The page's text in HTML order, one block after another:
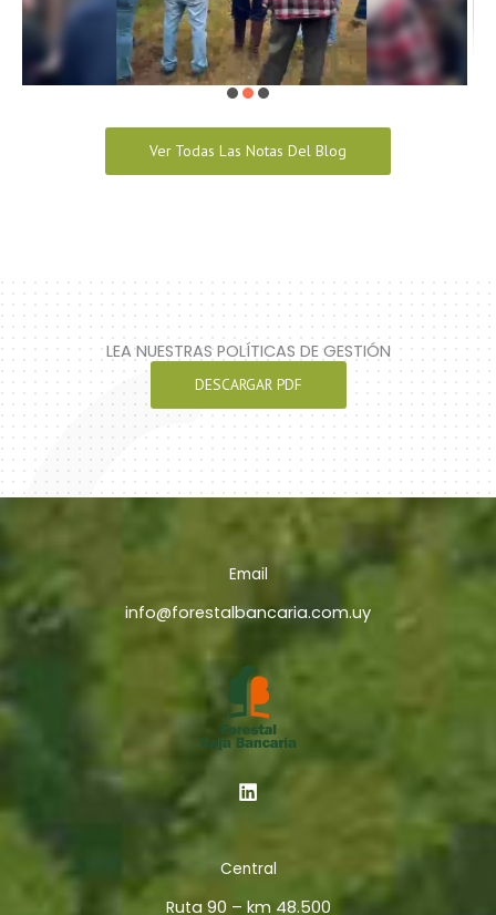
Ver Todas Las Notas Del Blog
LEA NUESTRAS POLÍTICAS DE GESTIÓN
DESCARGAR PDF
Email
info@forestalbancaria.com.uy
Central
Ruta 90 – km 48.500